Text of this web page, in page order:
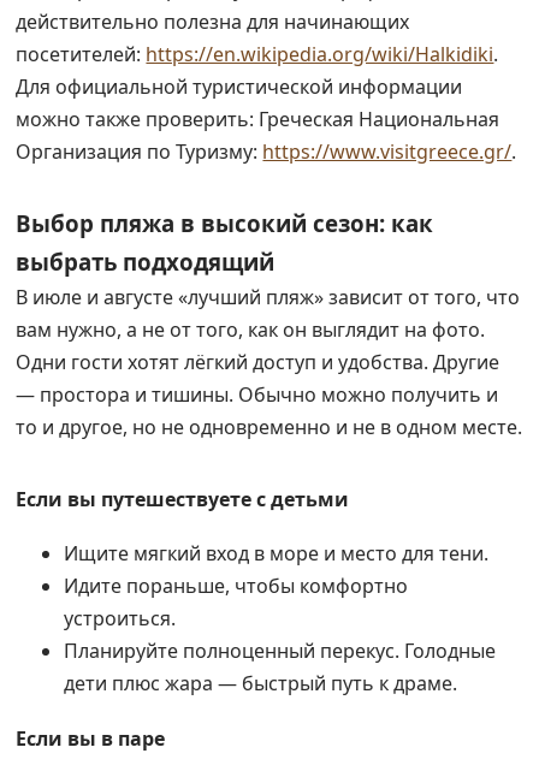
действительно полезна для начинающих
посетителей: https://en.wikipedia.org/wiki/Halkidiki.
Для официальной туристической информации
можно также проверить: Греческая Национальная
Организация по Туризму: https://www.visitgreece.gr/.
Выбор пляжа в высокий сезон: как
выбрать подходящий
В июле и августе «лучший пляж» зависит от того, что
вам нужно, а не от того, как он выглядит на фото.
Одни гости хотят лёгкий доступ и удобства. Другие
— простора и тишины. Обычно можно получить и
то и другое, но не одновременно и не в одном месте.
Если вы путешествуете с детьми
Ищите мягкий вход в море и место для тени.
Идите пораньше, чтобы комфортно
устроиться.
Планируйте полноценный перекус. Голодные
дети плюс жара — быстрый путь к драме.
Если вы в паре